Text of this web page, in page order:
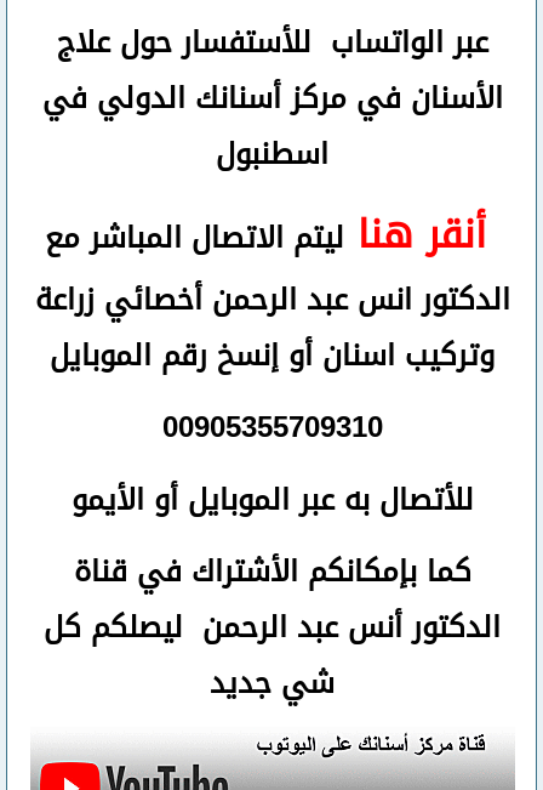
عبر الواتساب للأستفسار حول علاج
الأسنان في مركز أسنانك الدولي في
اسطنبول
أنقر هنا ليتم الاتصال المباشر مع
الدكتور انس عبد الرحمن أخصائي زراعة
وتركيب اسنانأوإنسخ رقم الموبايل
00905355709310
للأتصالبه عبر الموبايل أو الأيمو
كما بإمكانكم الأشتراك في قناة
الدكتور أنس عبد الرحمن ليصلكم كل
شي جديد